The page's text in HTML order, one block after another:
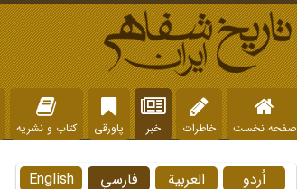
صفحه نخست خاطرات خبر پاورقی کتاب و نشریه
English فارسي العربية اُردو